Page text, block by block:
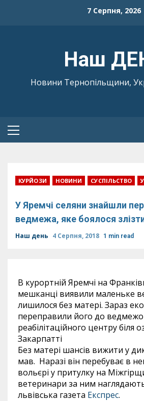
7 Серпня, 2026
Наш
Новини Тернопільщини,
Primary
КУРЙОЗИ НОВИНИ СУСПІЛЬСТВО
У Яремчі селяни знайшли
ведмежа, яке боялося
Наш день 4 Серпня, 2018 1 min read
В курортній Яремчі на
мешканці виявили маленьке
лишилося без матері. Зараз
переправили його до
реабілітаційного центру біля
Закарпатті
Без матері шансів вижити у
мав. Наразі він перебуває в
вольєрі у притулку на
ветеринари за ним
львівська газета Експрес.